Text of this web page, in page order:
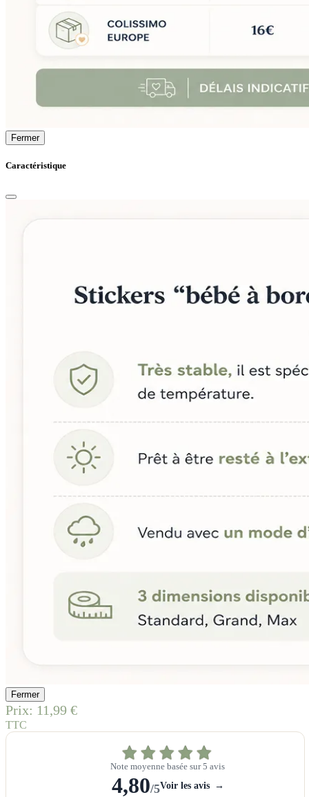
Fermer
Caractéristique
Fermer
Prix: 11,99 €
TTC
Note moyenne basée sur 5 avis
4,80/5Voir les avis →